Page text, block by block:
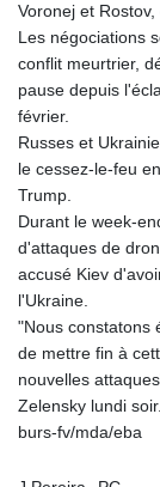
Voronej et
Les négociations
conflit meurtrier,
pause depuis
février.
Russes et
le cessez-le-feu
Trump.
Durant le week-
d'attaques de
accusé Kiev
l'Ukraine.
"Nous constatons
de mettre fin à
nouvelles
Zelensky lundi soir.
burs-fv/mda/eba